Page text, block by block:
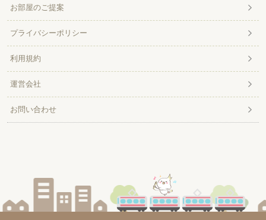
お部屋のご提案
プライバシーポリシー
利用規約
運営会社
お問い合わせ